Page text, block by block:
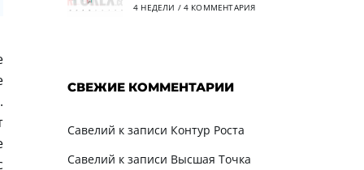
4 НЕДЕЛИ / 4 КОММЕНТАРИЯ
СВЕЖИЕ КОММЕНТАРИИ
Савелий к записи Контур Роста
Савелий к записи Высшая Точка